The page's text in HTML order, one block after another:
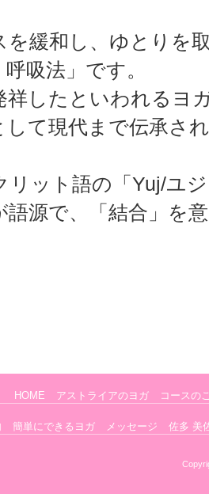
を緩和し、ゆとりを
吸法」です。
祥したといわれるヨ
して現代まで伝承さ
リット語の「Yuj/ユ
語源で、「結合」を
HOME アストライアのヨガ コースの
簡単にできるヨガ メッセージ 佐多 美